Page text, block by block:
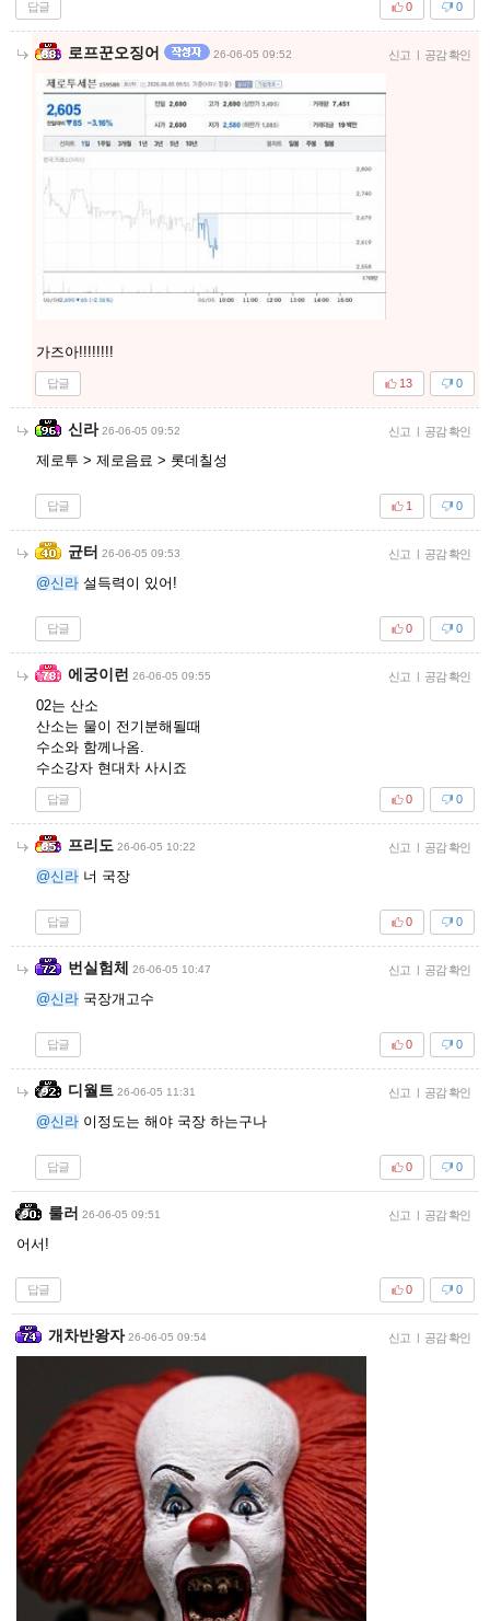
답글 0
0
로프꾼오징어 26-06-05 09:52 신고 | 공감 확인
가즈아!!!!!!!!
답글 0
13
신라 26-06-05 09:52 신고 | 공감 확인
제로투 > 제로음료 > 롯데칠성
답글 0
1
균터 26-06-05 09:53 신고 | 공감 확인
@신라 설득력이 있어!
답글 0
0
에궁이런 26-06-05 09:55 신고 | 공감 확인
02는 산소
산소는 물이 전기분해될때
수소와 함께나옴.
수소강자 현대차 사시죠
답글 0
0
프리도 26-06-05 10:22 신고 | 공감 확인
@신라 너 국장
답글 0
0
번실험체 26-06-05 10:47 신고 | 공감 확인
@신라 국장개고수
답글 0
0
디월트 26-06-05 11:31 신고 | 공감 확인
@신라 이정도는 해야 국장 하는구나
답글 0
0
룰러 26-06-05 09:51 신고 | 공감 확인
어서!
답글 0
0
개차반왕자 26-06-05 09:54 신고 | 공감 확인